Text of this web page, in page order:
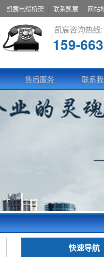
凯宸电缆桥架 联系凯宸 网站
凯宸咨询热线:
159-
售后服务 联系
快速导航